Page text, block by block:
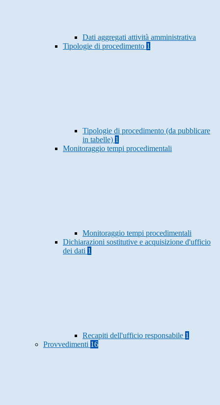
Dati aggregati attività amministrativa
Tipologie di procedimento 1
Tipologie di procedimento (da pubblicare
in tabelle) 1
Monitoraggio tempi procedimentali
Monitoraggio tempi procedimentali
Dichiarazioni sostitutive e acquisizione d'ufficio
dei dati 1
Recapiti dell'ufficio responsabile 1
Provvedimenti 16